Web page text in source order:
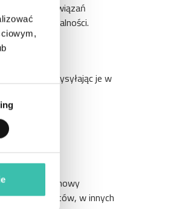
zobowiązań
ewentualności.
z nami lub wysyłając je w
rozmowy
i klientów, w innych